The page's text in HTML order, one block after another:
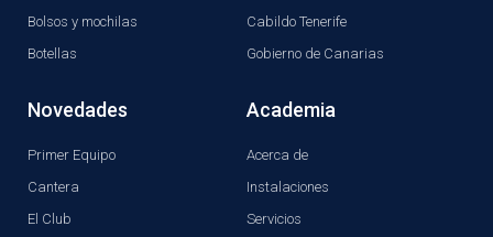
Bolsos y mochilas
Botellas
Cabildo Tenerife
Gobierno de Canarias
Novedades
Primer Equipo
Cantera
El Club
Academia
Acerca de
Instalaciones
Servicios